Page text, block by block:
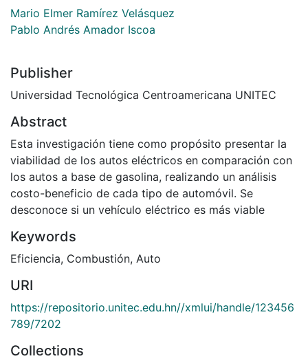
Mario Elmer Ramírez Velásquez
Pablo Andrés Amador Iscoa
Publisher
Universidad Tecnológica Centroamericana UNITEC
Abstract
Esta investigación tiene como propósito presentar la
viabilidad de los autos eléctricos en comparación con
los autos a base de gasolina, realizando un análisis
costo-beneficio de cada tipo de automóvil. Se
desconoce si un vehículo eléctrico es más viable
Keywords
Eficiencia, Combustión, Auto
URI
https://repositorio.unitec.edu.hn//xmlui/handle/123456
789/7202
Collections